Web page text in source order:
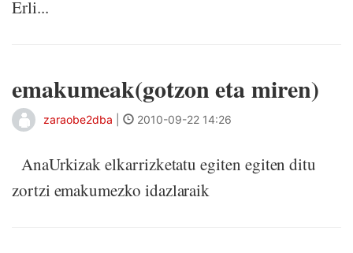
Erli...
emakumeak(gotzon eta miren)
zaraobe2dba 2010-09-22 14:26
AnaUrkizak elkarrizketatu egiten egiten ditu
zortzi emakumezko idazlaraik